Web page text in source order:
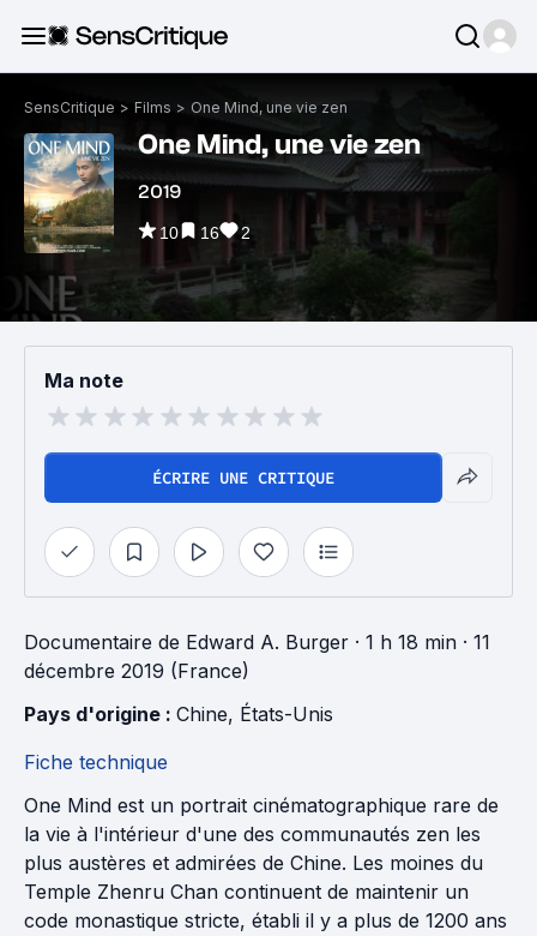
SensCritique > Films > One Mind, une vie zen
One Mind, une vie zen
2019
10 16 2
Ma note
ÉCRIRE UNE CRITIQUE
Documentaire de Edward A. Burger · 1 h 18 min · 11
décembre 2019 (France)
Pays d'origine : Chine, États-Unis
Fiche technique
One Mind est un portrait cinématographique rare de
la vie à l'intérieur d'une des communautés zen les
plus austères et admirées de Chine. Les moines du
Temple Zhenru Chan continuent de maintenir un
code monastique stricte, établi il y a plus de 1200 ans